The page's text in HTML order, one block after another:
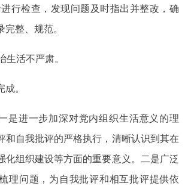
行检查，发现问题及时指出并整改，确
整、规范。
活不严肃。
。
是进一步加深对党内组织生活意义的理
和自我批评的严格执行，清晰认识到其在
化组织建设等方面的重要意义。二是广泛
理问题，为自我批评和相互批评提供依